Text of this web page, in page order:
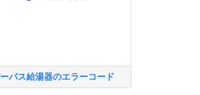
パス給湯器のエラーコード